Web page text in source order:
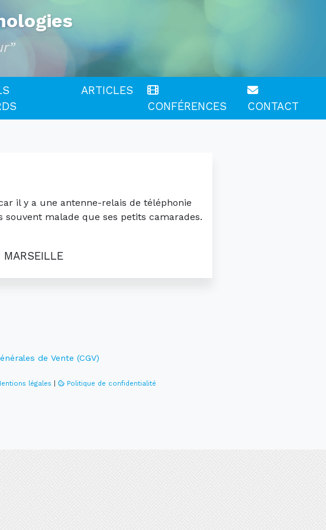
ARTICLES
CONFÉRENCES
CONTACT
il y a une antenne-relais de téléphonie
malade que ses petits camarades.
MARSEILLE
de Vente (CGV)
légales Politique de confidentialité